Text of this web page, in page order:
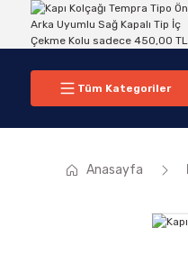
Tüm Kategoriler
Anasayfa